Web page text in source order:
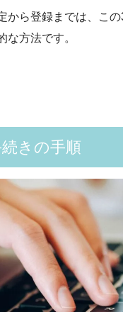
から登録までは、こ
な方法です。
きの手順